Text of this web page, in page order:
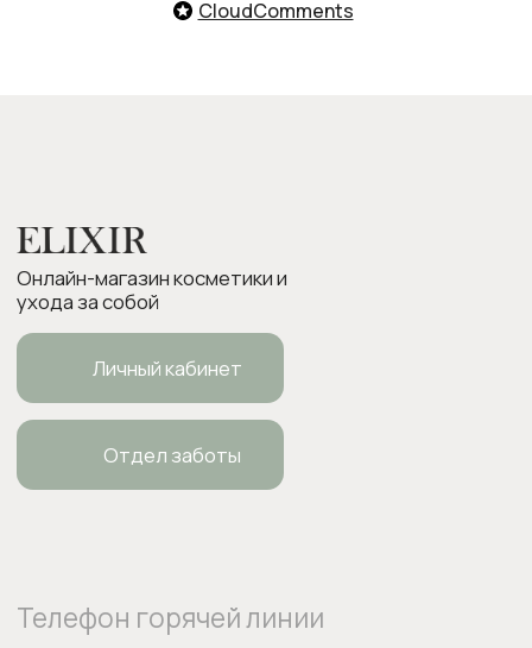
CloudComments
ОГРНИП 318554300063015
elixirstore@mail.ru
Политика конфиденциальности